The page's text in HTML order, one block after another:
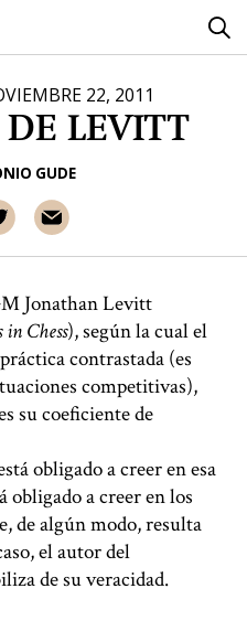
22, 2011
LEVITT
GUDE
Jonathan Levitt
in Chess), según la cual el
contrastada (es
competitivas),
su coeficiente de
obligado a creer en esa
obligado a creer en los
de algún modo, resulta
el autor del
de su veracidad.